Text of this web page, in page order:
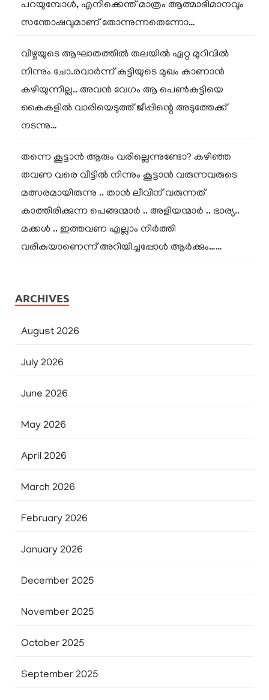
പറയുമ്പോൾ, എനിക്കെന്ത് മാത്രം ആത്മാഭിമാനവും
സന്തോഷവുമാണ് തോന്നുന്നതെന്നോ…
വീഴ്ചയുടെ ആഘാതത്തിൽ തലയിൽ ഏറ്റ മുറിവിൽ
നിന്നും ചോ.രവാർന്ന് കുട്ടിയുടെ മുഖം കാണാൻ
കഴിയുന്നില്ല.. അവൻ വേഗം ആ പെൺകുട്ടിയെ
കൈകളിൽ വാരിയെടുത്ത് ജീപ്പിന്റെ അടുത്തേക്ക്
നടന്നു…
തന്നെ കൂട്ടാൻ ആരും വരില്ലെന്നുണ്ടോ? കഴിഞ്ഞ
തവണ വരെ വീട്ടിൽ നിന്നും കൂട്ടാൻ വരുന്നവരുടെ
മത്സരമായിരുന്നു .. താൻ ലീവിന് വരുന്നത്
കാത്തിരിക്കുന്ന പെങ്ങന്മാർ .. അളിയന്മാർ .. ഭാര്യ..
മക്കൾ .. ഇത്തവണ എല്ലാം നിർത്തി
വരികയാണെന്ന് അറിയിച്ചപ്പോൾ ആർക്കും……
ARCHIVES
August 2026
July 2026
June 2026
May 2026
April 2026
March 2026
February 2026
January 2026
December 2025
November 2025
October 2025
September 2025